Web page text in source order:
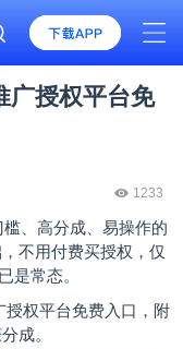
广授权平台免
1233
、高分成、易操作的
不用付费买授权，仅
是常态。
授权平台免费入口，附
成。